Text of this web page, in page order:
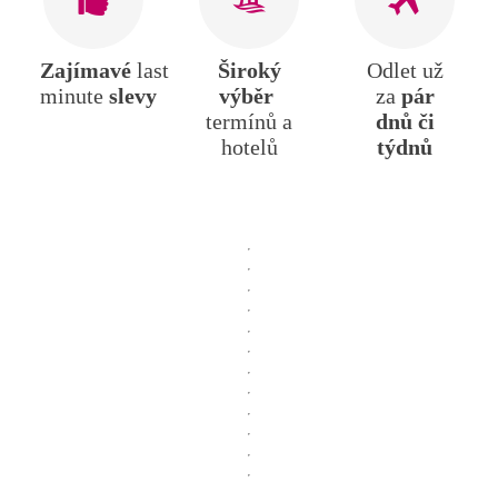
Zajímavé last
minute slevy
Široký
výběr
termínů a
hotelů
Odlet už
za pár
dnů či
týdnů